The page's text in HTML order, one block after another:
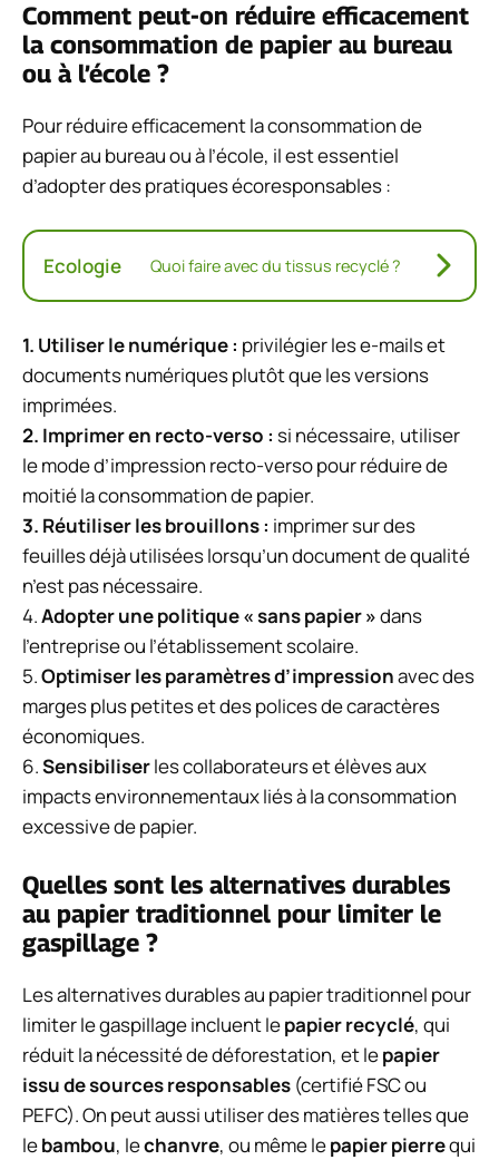
Comment peut-on réduire efficacement
la consommation de papier au bureau
ou à l’école ?
Pour réduire efficacement la consommation de
papier au bureau ou à l’école, il est essentiel
d’adopter des pratiques écoresponsables :
Ecologie Quoi faire avec du tissus recyclé ?
1. Utiliser le numérique: privilégier les e-mails et
documents numériques plutôt que les versions
imprimées.
2. Imprimer en recto-verso : si nécessaire, utiliser
le mode d’impression recto-verso pour réduire de
moitié la consommation de papier.
3. Réutiliser les brouillons: imprimer sur des
feuilles déjà utilisées lorsqu’un document de qualité
n’est pas nécessaire.
4.Adopter une politique « sans papier »dans
l’entreprise ou l’établissement scolaire.
5.Optimiser les paramètres d’impressionavec des
marges plus petites et des polices de caractères
économiques.
6.Sensibiliserles collaborateurs et élèves aux
impacts environnementaux liés à la consommation
excessive de papier.
Quelles sont les alternatives durables
au papier traditionnel pour limiter le
gaspillage ?
Les alternatives durables au papier traditionnel pour
limiter le gaspillage incluent lepapier recyclé, qui
réduit la nécessité de déforestation, et lepapier
issu de sources responsables (certifié FSC ou
PEFC). On peut aussi utiliser des matières telles que
lebambou, lechanvre, ou même lepapier pierrequi